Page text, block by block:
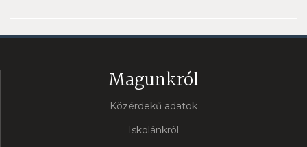
Magunkról
Közérdekű adatok
Iskolánkról